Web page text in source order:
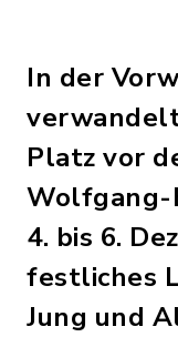
In der
Platz vor
Wolfgang-
4. bis 6.
festliches
Jung und